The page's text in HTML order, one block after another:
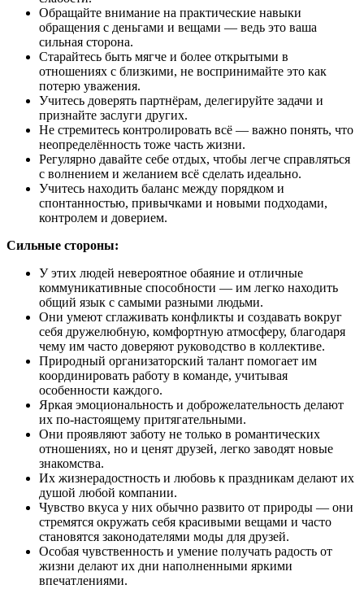
Обращайте внимание на практические навыки
обращения с деньгами и вещами — ведь это ваша
сильная сторона.
Старайтесь быть мягче и более открытыми в
отношениях с близкими, не воспринимайте это как
потерю уважения.
Учитесь доверять партнёрам, делегируйте задачи и
признайте заслуги других.
Не стремитесь контролировать всё — важно понять, что
неопределённость тоже часть жизни.
Регулярно давайте себе отдых, чтобы легче справляться
с волнением и желанием всё сделать идеально.
Учитесь находить баланс между порядком и
спонтанностью, привычками и новыми подходами,
контролем и доверием.
Сильные стороны:
У этих людей невероятное обаяние и отличные
коммуникативные способности — им легко находить
общий язык с самыми разными людьми.
Они умеют сглаживать конфликты и создавать вокруг
себя дружелюбную, комфортную атмосферу, благодаря
чему им часто доверяют руководство в коллективе.
Природный организаторский талант помогает им
координировать работу в команде, учитывая
особенности каждого.
Яркая эмоциональность и доброжелательность делают
их по-настоящему притягательными.
Они проявляют заботу не только в романтических
отношениях, но и ценят друзей, легко заводят новые
знакомства.
Их жизнерадостность и любовь к праздникам делают их
душой любой компании.
Чувство вкуса у них обычно развито от природы — они
стремятся окружать себя красивыми вещами и часто
становятся законодателями моды для друзей.
Особая чувственность и умение получать радость от
жизни делают их дни наполненными яркими
впечатлениями.